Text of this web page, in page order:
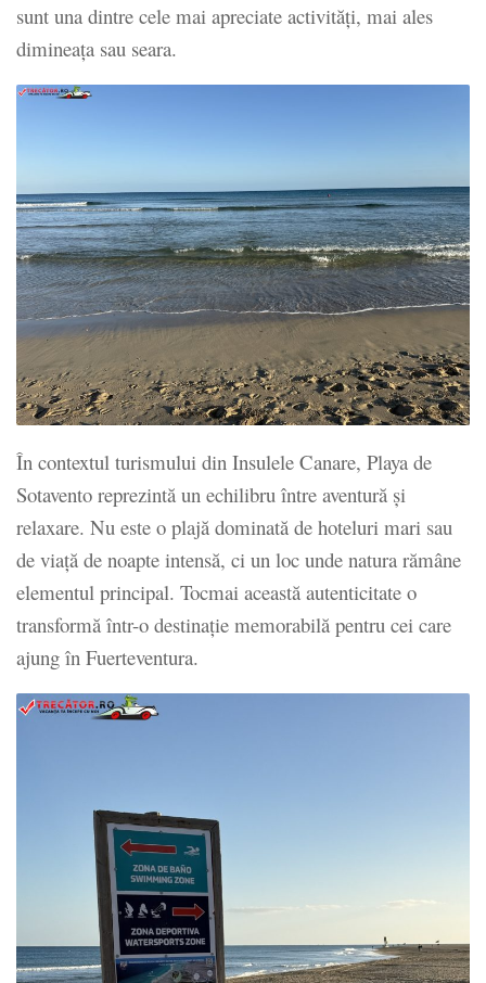
sunt una dintre cele mai apreciate activități, mai ales
dimineața sau seara.
În contextul turismului din Insulele Canare, Playa de
Sotavento reprezintă un echilibru între aventură și
relaxare. Nu este o plajă dominată de hoteluri mari sau
de viață de noapte intensă, ci un loc unde natura rămâne
elementul principal. Tocmai această autenticitate o
transformă într-o destinație memorabilă pentru cei care
ajung în Fuerteventura.